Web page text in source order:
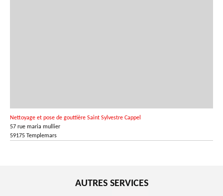
Nettoyage et pose de gouttière Saint Sylvestre Cappel
57 rue maria mullier
59175 Templemars
AUTRES SERVICES